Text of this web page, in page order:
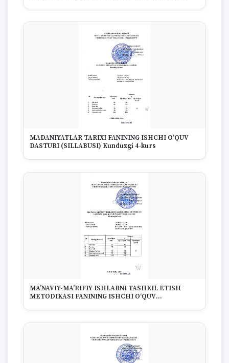
MADANIYATLAR TARIXI FANINING ISHCHI O'QUV
DASTURI (SILLABUSI) Kunduzgi 4-kurs
MA’NAVIY-MA’RIFIY ISHLARNI TASHKIL ETISH
METODIKASI FANINING ISHCHI O‘QUV